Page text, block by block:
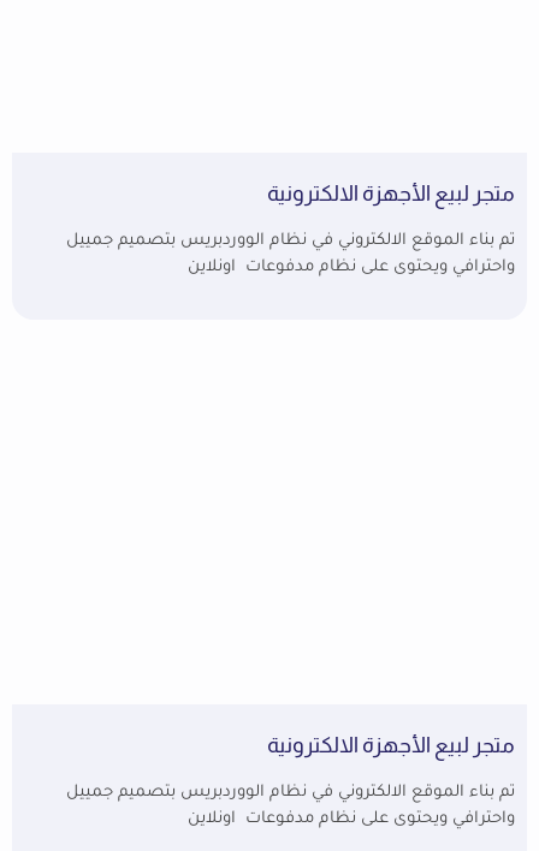
متجر لبيع الأجهزة الالكترونية
تم بناء الموقع الالكتروني في نظام الووردبريس بتصميم جمييل
واحترافي ويحتوى على نظام مدفوعات اونلاين
متجر لبيع الأجهزة الالكترونية
تم بناء الموقع الالكتروني في نظام الووردبريس بتصميم جمييل
واحترافي ويحتوى على نظام مدفوعات اونلاين